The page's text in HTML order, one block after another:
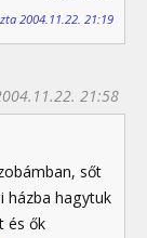
2004.11.22. 21:19
21:58
sőt
házba hagytuk
és ők